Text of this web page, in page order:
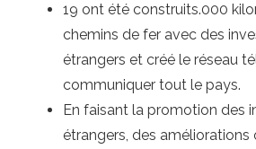
19 ont été construits.000
chemins de fer avec des
étrangers et créé le réseau
communiquer tout le pays.
En faisant la promotion des
étrangers, des